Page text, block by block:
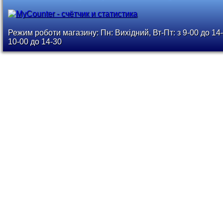
Режим роботи магазину: Пн: Вихідний, Вт-Пт: з 9-00 до
10-00 до 14-30